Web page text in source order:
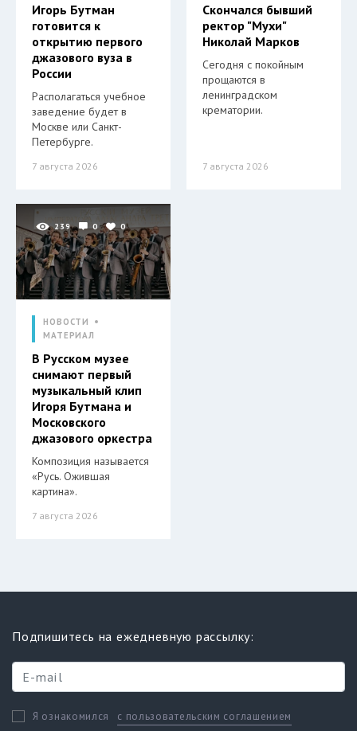
Игорь Бутман
готовится к
открытию первого
джазового вуза в
России
Располагаться учебное
заведение будет в
Москве или Санкт-
Петербурге.
7 августа 2026
Скончался бывший
ректор "Мухи"
Николай Марков
Сегодня с покойным
прощаются в
ленинградском
крематории.
7 августа 2026
239 0 0
НОВОСТИ
МАТЕРИАЛ
В Русском музее
снимают первый
музыкальный клип
Игоря Бутмана и
Московского
джазового оркестра
Композиция называется
«Русь. Ожившая
картина».
7 августа 2026
Подпишитесь на ежедневную рассылку:
Я ознакомился с пользовательским соглашением